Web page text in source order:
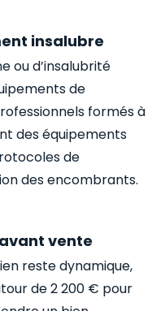
insalubre
ou d’insalubrité
de
formés à
des équipements
de
des encombrants.
vente
reste dynamique,
de 2 200 € pour